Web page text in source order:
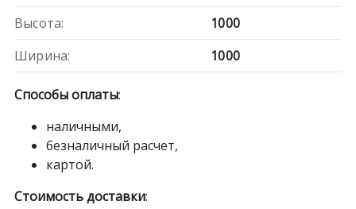
Высота:
1000
Ширина:
1000
Способы оплаты:
наличными,
безналичный расчет,
картой.
Стоимость доставки: